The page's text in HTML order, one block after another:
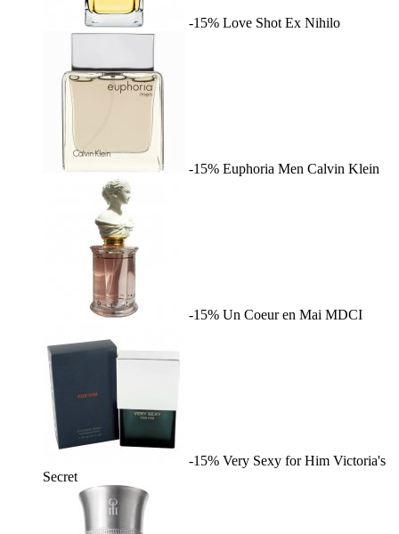
-15% Love Shot Ex Nihilo
-15% Euphoria Men Calvin Klein
-15% Un Coeur en Mai MDCI
-15% Very Sexy for Him Victoria's
Secret